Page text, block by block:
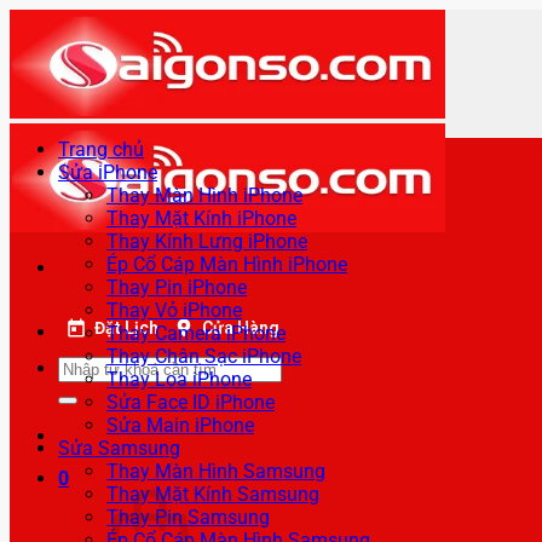
qua
nội
dung
Đặt Lịch Cửa Hàng
Tìm
kiếm:
0
Trang chủ
Sửa iPhone
Thay Màn Hình iPhone
Thay Mặt Kính iPhone
Thay Kính Lưng iPhone
Ép Cổ Cáp Màn Hình iPhone
Thay Pin iPhone
Thay Vỏ iPhone
Thay Camera iPhone
Thay Chân Sạc iPhone
Thay Loa iPhone
Sửa Face ID iPhone
Sửa Main iPhone
Sửa Samsung
Thay Màn Hình Samsung
Thay Mặt Kính Samsung
Thay Pin Samsung